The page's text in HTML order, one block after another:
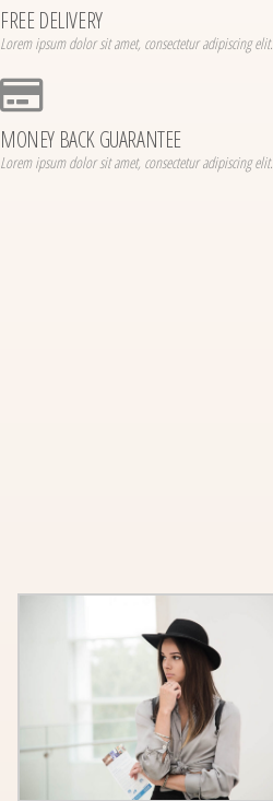
FREE DELIVERY
Lorem ipsum dolor sit amet, consectetur adipiscing elit.
MONEY BACK GUARANTEE
Lorem ipsum dolor sit amet, consectetur adipiscing elit.